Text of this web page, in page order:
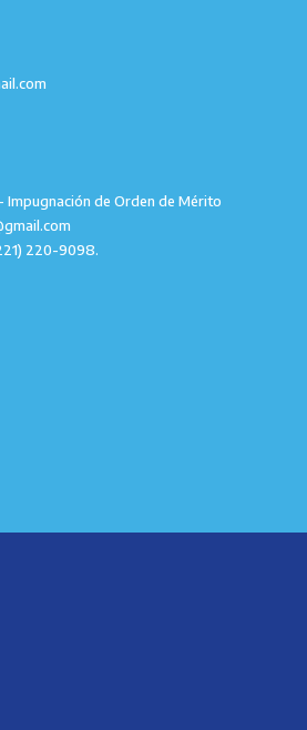
de Orden de Mérito
220-9098.